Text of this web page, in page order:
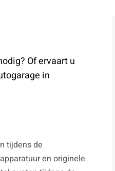
Of ervaart u
in
tijdens de
en originele